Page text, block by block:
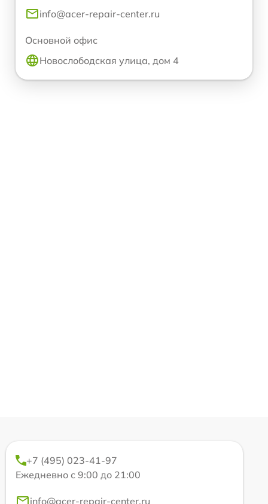
info@acer-repair-center.ru
Основной офис
Новослободская улица, дом 4
+7 (495) 023-41-97
Ежедневно с 9:00 до 21:00
info@acer-repair-center.ru